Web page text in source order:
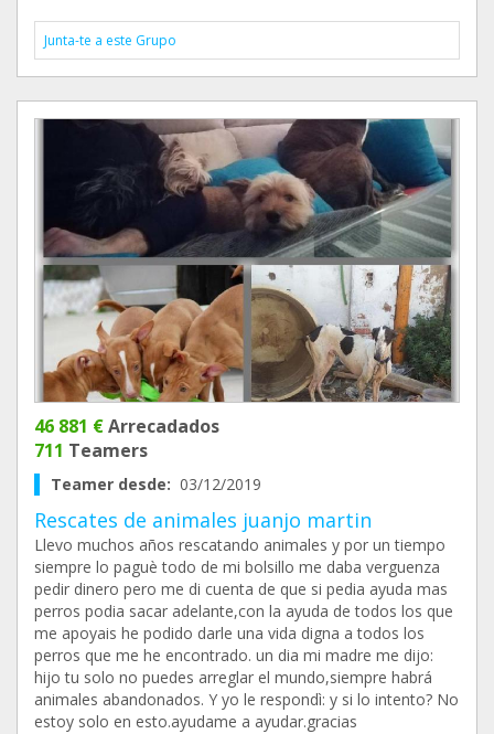
Junta-te a este Grupo
46 881 €Arrecadados
711 Teamers
Teamer desde: 03/12/2019
Rescates de animales juanjo martin
Llevo muchos años rescatando animales y por un tiempo
siempre lo paguè todo de mi bolsillo me daba verguenza
pedir dinero pero me di cuenta de que si pedia ayuda mas
perros podia sacar adelante,con la ayuda de todos los que
me apoyais he podido darle una vida digna a todos los
perros que me he encontrado. un dia mi madre me dijo:
hijo tu solo no puedes arreglar el mundo,siempre habrá
animales abandonados. Y yo le respondì: y si lo intento? No
estoy solo en esto.ayudame a ayudar.gracias